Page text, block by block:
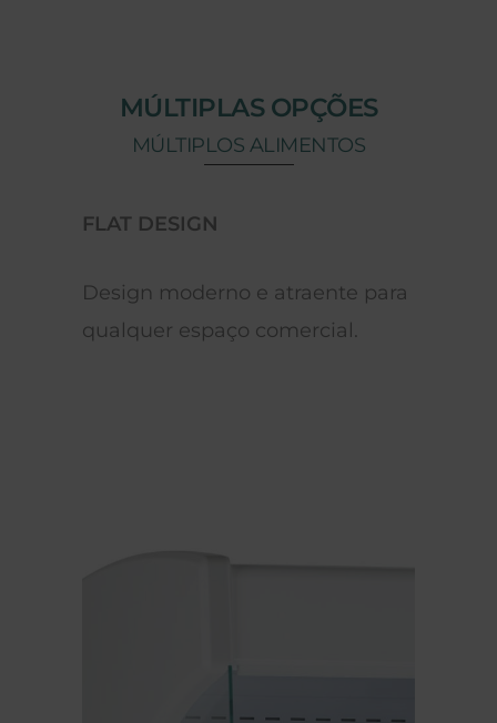
MÚLTIPLAS OPÇÕES
MÚLTIPLOS ALIMENTOS
FLAT DESIGN
Design moderno e atraente para
qualquer espaço comercial.